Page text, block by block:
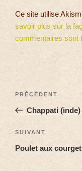
Ce site utilise
savoir plus sur la
commentaires sont
PRÉCÉDENT
Chappati (inde)
SUIVANT
Poulet aux